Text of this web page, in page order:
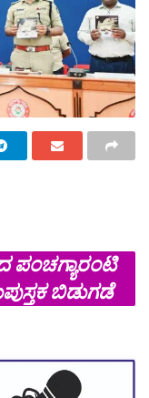
ಬಿಡುಗಡೆ